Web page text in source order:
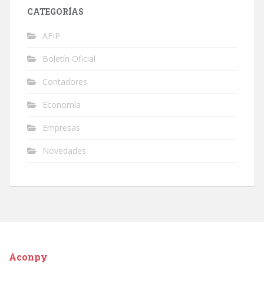
CATEGORÍAS
AFIP
Boletín Oficial
Contadores
Economía
Empresas
Novedades
Aconpy